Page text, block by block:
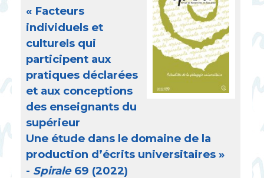
« Facteurs
individuels et
culturels qui
participent aux
pratiques déclarées
et aux conceptions
des enseignants du
supérieur
Une étude dans le domaine de la
production d’écrits universitaires »
- Spirale69 (2022)